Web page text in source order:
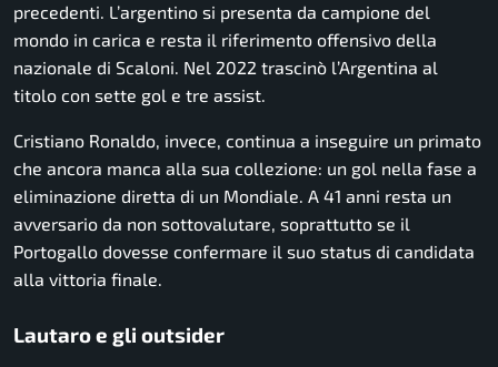
precedenti. L’argentino si presenta da campione del
mondo in carica e resta il riferimento offensivo della
nazionale di Scaloni. Nel 2022 trascinò l’Argentina al
titolo con sette gol e tre assist.
Cristiano Ronaldo, invece, continua a inseguire un primato
che ancora manca alla sua collezione: un gol nella fase a
eliminazione diretta di un Mondiale. A 41 anni resta un
avversario da non sottovalutare, soprattutto se il
Portogallo dovesse confermare il suo status di candidata
alla vittoria finale.
Lautaro e gli outsider